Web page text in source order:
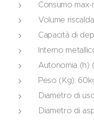
Consumo
Volume
Capacità di
Interno
Autonomia (h)
Peso (Kg):
Diametro di
Diametro di